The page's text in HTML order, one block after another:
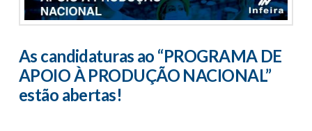
As candidaturas ao “PROGRAMA DE
APOIO À PRODUÇÃO NACIONAL”
estão abertas!